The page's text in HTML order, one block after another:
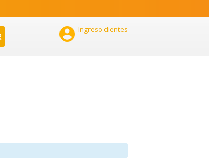
 Ingreso clientes